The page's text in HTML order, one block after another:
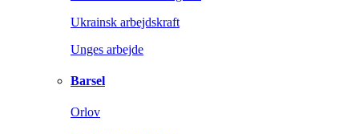
Ukrainsk arbejdskraft
Unges arbejde
Barsel
Orlov